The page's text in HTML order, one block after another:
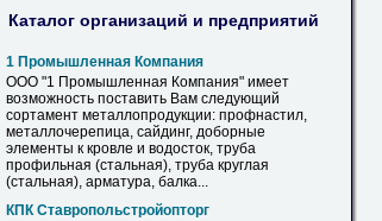
Каталог организаций и предприятий
1 Промышленная Компания
ООО "1 Промышленная Компания" имеет
возможность поставить Вам следующий
сортамент металлопродукции: профнастил,
металлочерепица, сайдинг, доборные
элементы к кровле и водосток, труба
профильная (стальная), труба круглая
(стальная), арматура, балка...
КПК Ставропольстройопторг